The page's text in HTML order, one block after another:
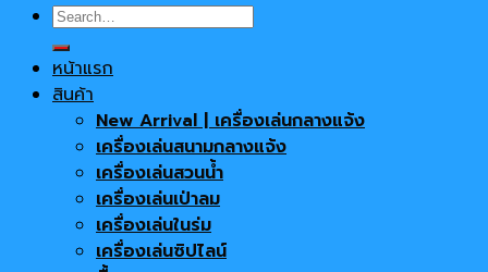
Search
for:
หน้าแรก
สินค้า
New Arrival | เครื่องเล่นกลางแจ้ง
เครื่องเล่นสนามกลางแจ้ง
เครื่องเล่นสวนน้ำ
เครื่องเล่นเป่าลม
เครื่องเล่นในร่ม
เครื่องเล่นซิปไลน์